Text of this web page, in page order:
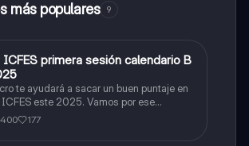
más populares 9
primera sesión calendario B
te ayudará a sacar un buen puntaje en
este 2025. Vamos por ese
poder ser admitido en la universidad que
la carrera que quieres y no la que te
177